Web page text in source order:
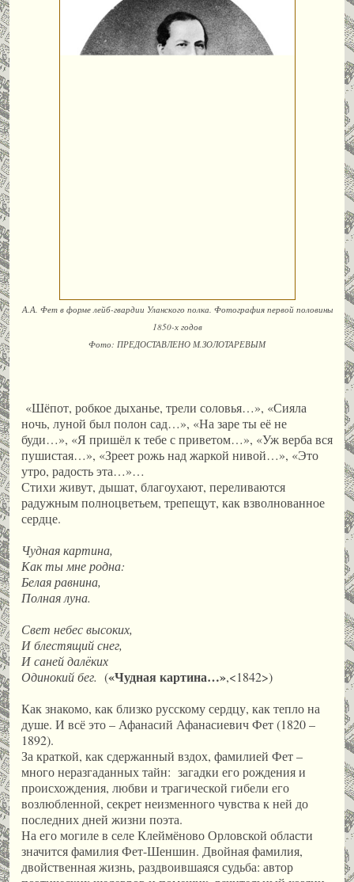
А.А. Фет в форме лейб-гвардии Уланского полка. Фотография первой половины
1850-х годов
Фото: ПРЕДОСТАВЛЕНО М.ЗОЛОТАРЕВЫМ
«Шёпот, робкое дыханье, трели соловья…», «Сияла
ночь, луной был полон сад…», «На заре ты её не
буди…», «Я пришёл к тебе с приветом…», «Уж верба вся
пушистая…», «Зреет рожь над жаркой нивой…», «Это
утро, радость эта…»…
Стихи живут, дышат, благоухают, переливаются
радужным полноцветьем, трепещут, как взволнованное
сердце.
Чудная картина,
Как ты мне родна:
Белая равнина,
Полная луна.
Свет небес высоких,
И блестящий снег,
И саней далёких
Одинокий бег. («Чудная картина…»,<1842>)
Как знакомо, как близко русскому сердцу, как тепло на
душе. И всё это – Афанасий Афанасиевич Фет (1820 –
1892).
За краткой, как сдержанный вздох, фамилией Фет –
много неразгаданных тайн: загадки его рождения и
происхождения, любви и трагической гибели его
возлюбленной, секрет неизменного чувства к ней до
последних дней жизни поэта.
На его могиле в селе Клеймёново Орловской области
значится фамилия Фет-Шеншин. Двойная фамилия,
двойственная жизнь, раздвоившаяся судьба: автор